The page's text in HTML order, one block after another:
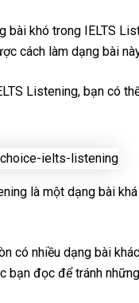
khó trong IELTS
cách làm dạng bài
Listening, bạn có
là một dạng bài
có nhiều dạng bài
bạn đọc để tránh